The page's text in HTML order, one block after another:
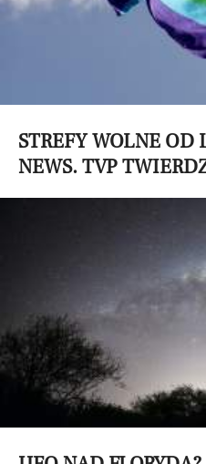
STREFY WOLNE OD
NEWS. TVP